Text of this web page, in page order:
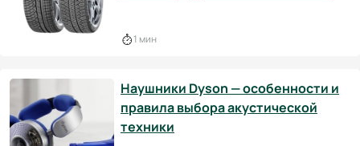
1 мин
Наушники Dyson — особенности и
правила выбора акустической
техники